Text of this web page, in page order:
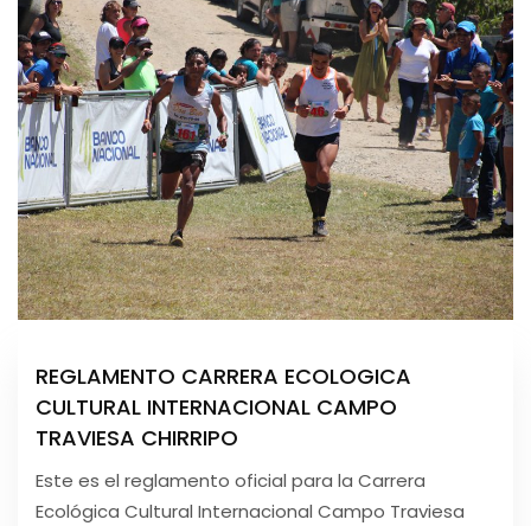
REGLAMENTO CARRERA ECOLOGICA
CULTURAL INTERNACIONAL CAMPO
TRAVIESA CHIRRIPO
Este es el reglamento oficial para la Carrera
Ecológica Cultural Internacional Campo Traviesa